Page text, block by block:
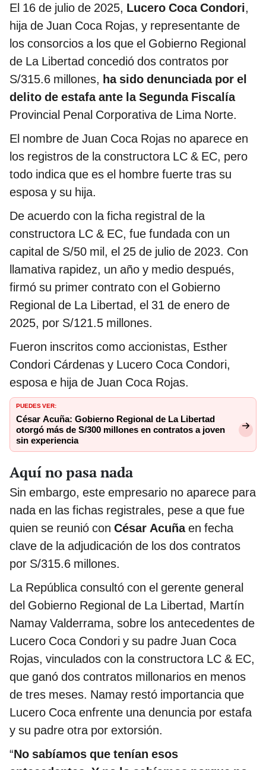
El 16 de julio de 2025, Lucero Coca Condori,
hija de Juan Coca Rojas, y representante de
los consorcios a los que el Gobierno Regional
de La Libertad concedió dos contratos por
S/315.6 millones, ha sido denunciada por el
delito de estafa ante la Segunda Fiscalía
Provincial Penal Corporativa de Lima Norte.
El nombre de Juan Coca Rojas no aparece en
los registros de la constructora LC & EC, pero
todo indica que es el hombre fuerte tras su
esposa y su hija.
De acuerdo con la ficha registral de la
constructora LC & EC, fue fundada con un
capital de S/50 mil, el 25 de julio de 2023. Con
llamativa rapidez, un año y medio después,
firmó su primer contrato con el Gobierno
Regional de La Libertad, el 31 de enero de
2025, por S/121.5 millones.
Fueron inscritos como accionistas, Esther
Condori Cárdenas y Lucero Coca Condori,
esposa e hija de Juan Coca Rojas.
PUEDES VER:
César Acuña: Gobierno Regional de La Libertad
otorgó más de S/300 millones en contratos a joven
sin experiencia
Aquí no pasa nada
Sin embargo, este empresario no aparece para
nada en las fichas registrales, pese a que fue
quien se reunió con César Acuñaen fecha
clave de la adjudicación de los dos contratos
por S/315.6 millones.
La República consultó con el gerente general
del Gobierno Regional de La Libertad, Martín
Namay Valderrama, sobre los antecedentes de
Lucero Coca Condori y su padre Juan Coca
Rojas, vinculados con la constructora LC & EC,
que ganó dos contratos millonarios en menos
de tres meses. Namay restó importancia que
Lucero Coca enfrente una denuncia por estafa
y su padre otra por extorsión.
“No sabíamos que tenían esos